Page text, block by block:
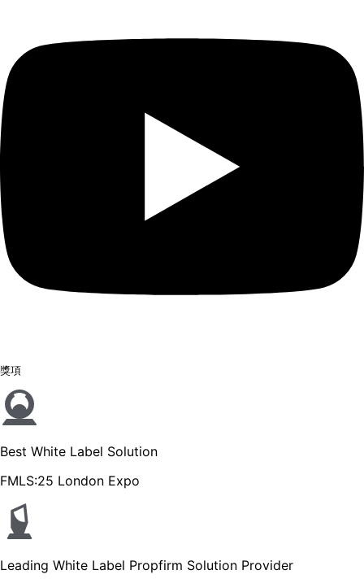
獎項
Best White Label Solution
FMLS:25 London Expo
Leading White Label Propfirm Solution Provider